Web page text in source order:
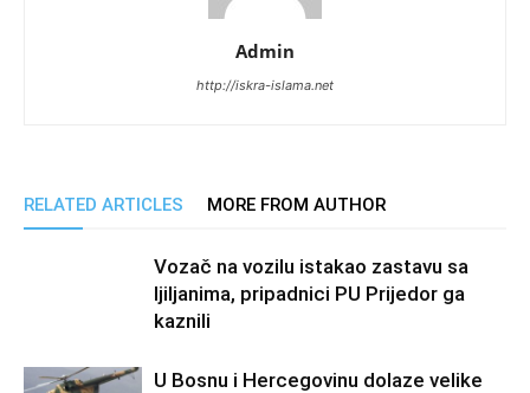
Admin
http://iskra-islama.net
RELATED ARTICLES MORE FROM AUTHOR
Vozač na vozilu istakao zastavu sa
ljiljanima, pripadnici PU Prijedor ga
kaznili
U Bosnu i Hercegovinu dolaze velike